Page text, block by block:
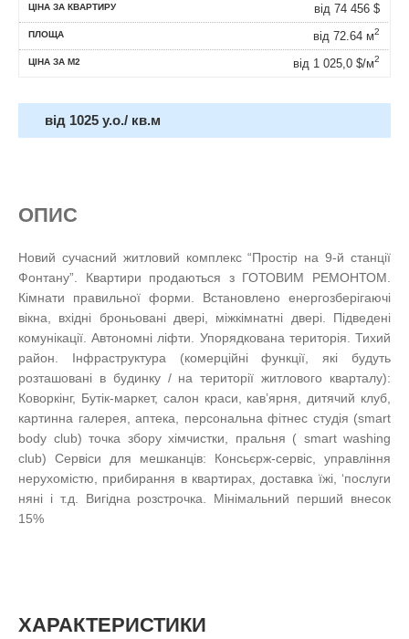
від 74 456 $
від 72.64 м2
від 1 025,0 $/м2
від 1025 у.о./ кв.м
ОПИС
Новий сучасний житловий комплекс “Простір на 9-й станції
Фонтану”. Квартири продаються з ГОТОВИМ РЕМОНТОМ.
Кімнати правильної форми. Встановлено енергозберігаючі
вікна, вхідні броньовані двері, міжкімнатні двері. Підведені
комунікації. Автономні ліфти. Упорядкована територія. Тихий
район. Інфраструктура (комерційні функції, які будуть
розташовані в будинку / на території житлового кварталу):
Коворкінг, Бутік-маркет, салон краси, кав’ярня, дитячий клуб,
картинна галерея, аптека, персональна фітнес студія (smart
body club) точка збору хімчистки, пральня ( smart washing
club) Сервіси для мешканців: Консьєрж-сервіс, управління
нерухомістю, прибирання в квартирах, доставка їжі, ‘послуги
няні і т.д. Вигідна розстрочка. Мінімальний перший внесок
15%
ХАРАКТЕРИСТИКИ